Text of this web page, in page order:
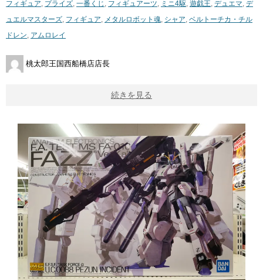
フィギュア, プライズ, 一番くじ , フィギュアーツ, ミニ4駆, 遊戯王, デュエマ, デ
ュエルマスターズ, フィギュア, メタルロボット魂, シャア, ベルトーチカ・チル
ドレン, アムロレイ
桃太郎王国西船橋店店長
続きを見る